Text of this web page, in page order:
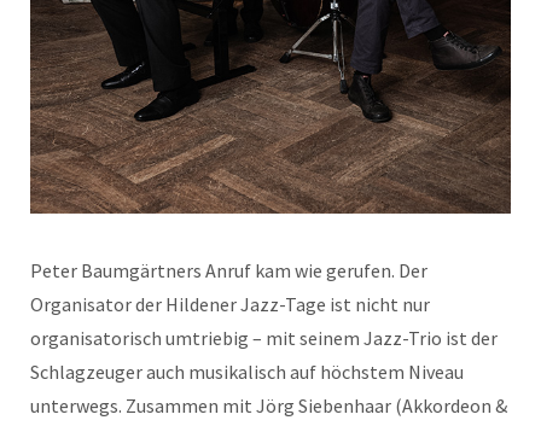
Peter Baumgärtners Anruf kam wie gerufen. Der
Organisator der Hildener Jazz-Tage ist nicht nur
organisatorisch umtriebig – mit seinem Jazz-Trio ist der
Schlagzeuger auch musikalisch auf höchstem Niveau
unterwegs. Zusammen mit Jörg Siebenhaar (Akkordeon &